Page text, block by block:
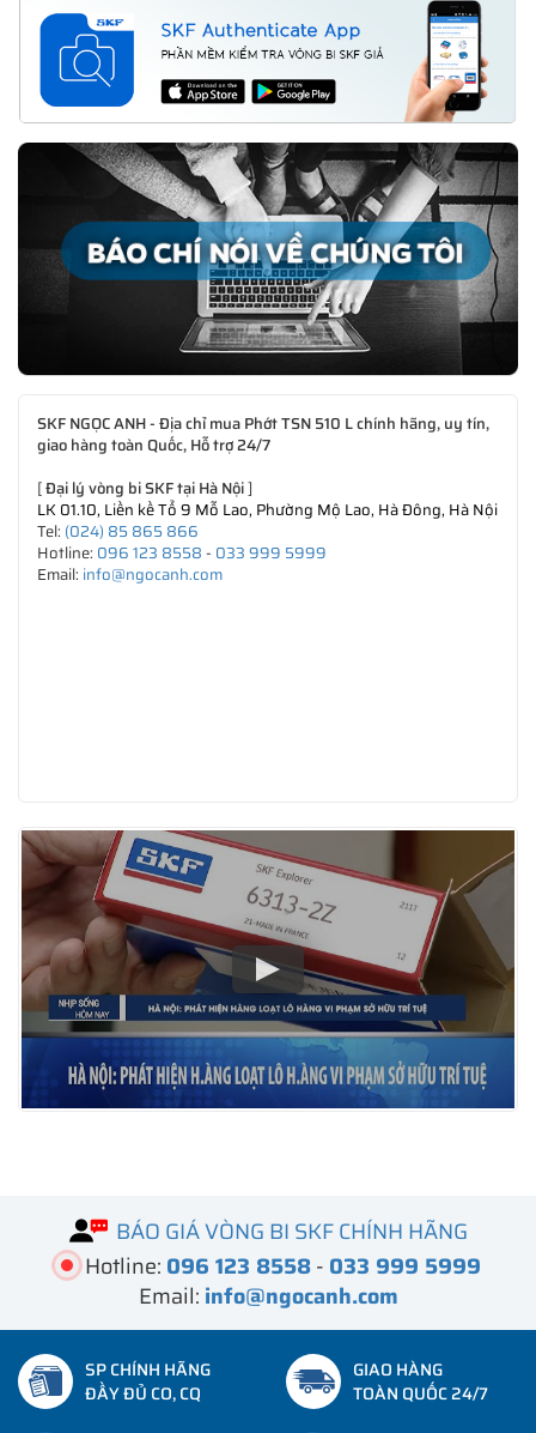
SKF NGỌC ANH - Địa chỉ mua Phớt TSN 510 L chính hãng, uy tín,
giao hàng toàn Quốc, Hỗ trợ 24/7
[Đại lý vòng bi SKF tại Hà Nội]
LK 01.10, Liền kề Tổ 9 Mỗ Lao, Phường Mộ Lao, Hà Đông, Hà Nội
Tel: (024) 85 865 866
Hotline: 096 123 8558- 033 999 5999
Email: info@ngocanh.com
BÁO GIÁ VÒNG BI SKF CHÍNH HÃNG
Hotline: 096 123 8558- 033 999 5999
Email: info@ngocanh.com
SP CHÍNH HÃNG
ĐẦY ĐỦ CO, CQ
GIAO HÀNG
TOÀN QUỐC 24/7